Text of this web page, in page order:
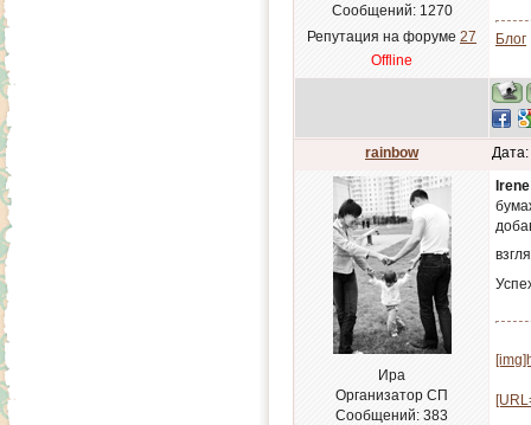
Сообщений: 1270
Репутация на форуме 27
Offline
Блог
rainbow
Ира
Организатор СП
Сообщений: 383
Irene